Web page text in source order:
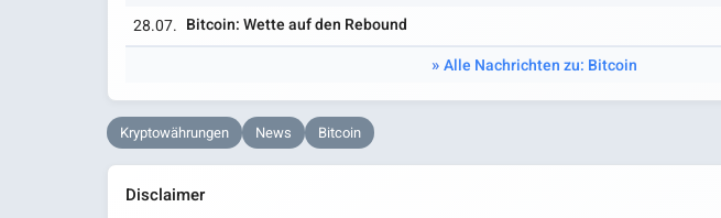
28.07. Bitcoin: Wette auf den Rebound
Alle Nachrichten zu: Bitcoin
Kryptowährungen News Bitcoin
Disclaimer